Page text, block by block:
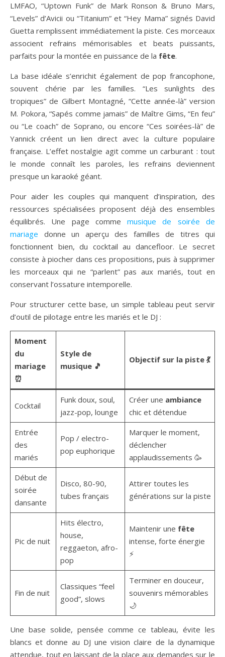
LMFAO, “Uptown Funk” de Mark Ronson & Bruno Mars,
“Levels” d’Avicii ou “Titanium” et “Hey Mama” signés David
Guetta remplissent immédiatement la piste. Ces morceaux
associent refrains mémorisables et beats puissants,
parfaits pour la montée en puissance de la fête.
La base idéale s’enrichit également de pop francophone,
souvent chérie par les familles. “Les sunlights des
tropiques” de Gilbert Montagné, “Cette année-là” version
M. Pokora, “Sapés comme jamais” de Maître Gims, “En feu”
ou “Le coach” de Soprano, ou encore “Ces soirées-là” de
Yannick créent un lien direct avec la culture populaire
française. L’effet nostalgie agit comme un carburant : tout
le monde connaît les paroles, les refrains deviennent
presque un karaoké géant.
Pour aider les couples qui manquent d’inspiration, des
ressources spécialisées proposent déjà des ensembles
équilibrés. Une page commemusique de soirée de
mariage donne un aperçu des familles de titres qui
fonctionnent bien, du cocktail au dancefloor. Le secret
consiste à piocher dans ces propositions, puis à supprimer
les morceaux qui ne “parlent” pas aux mariés, tout en
conservant l’ossature intemporelle.
Pour structurer cette base, un simple tableau peut servir
d’outil de pilotage entre les mariés et le DJ :
Moment
du
mariage
⏰
Style de
musique 🎵
Objectif sur la piste 💃
Cocktail
Funk doux, soul,
jazz-pop, lounge
Créer une ambiance
chic et détendue
Entrée
des
mariés
Pop / electro-
pop euphorique
Marquer le moment,
déclencher
applaudissements 🥳
Début de
soirée
dansante
Disco, 80-90,
tubes français
Attirer toutes les
générations sur la piste
Pic de nuit
Hits électro,
house,
reggaeton, afro-
pop
Maintenir une fête
intense, forte énergie
⚡
Fin de nuit
Classiques “feel
good”, slows
Terminer en douceur,
souvenirs mémorables
🌙
Une base solide, pensée comme ce tableau, évite les
blancs et donne au DJ une vision claire de la dynamique
attendue, tout en laissant de la place aux demandes sur le